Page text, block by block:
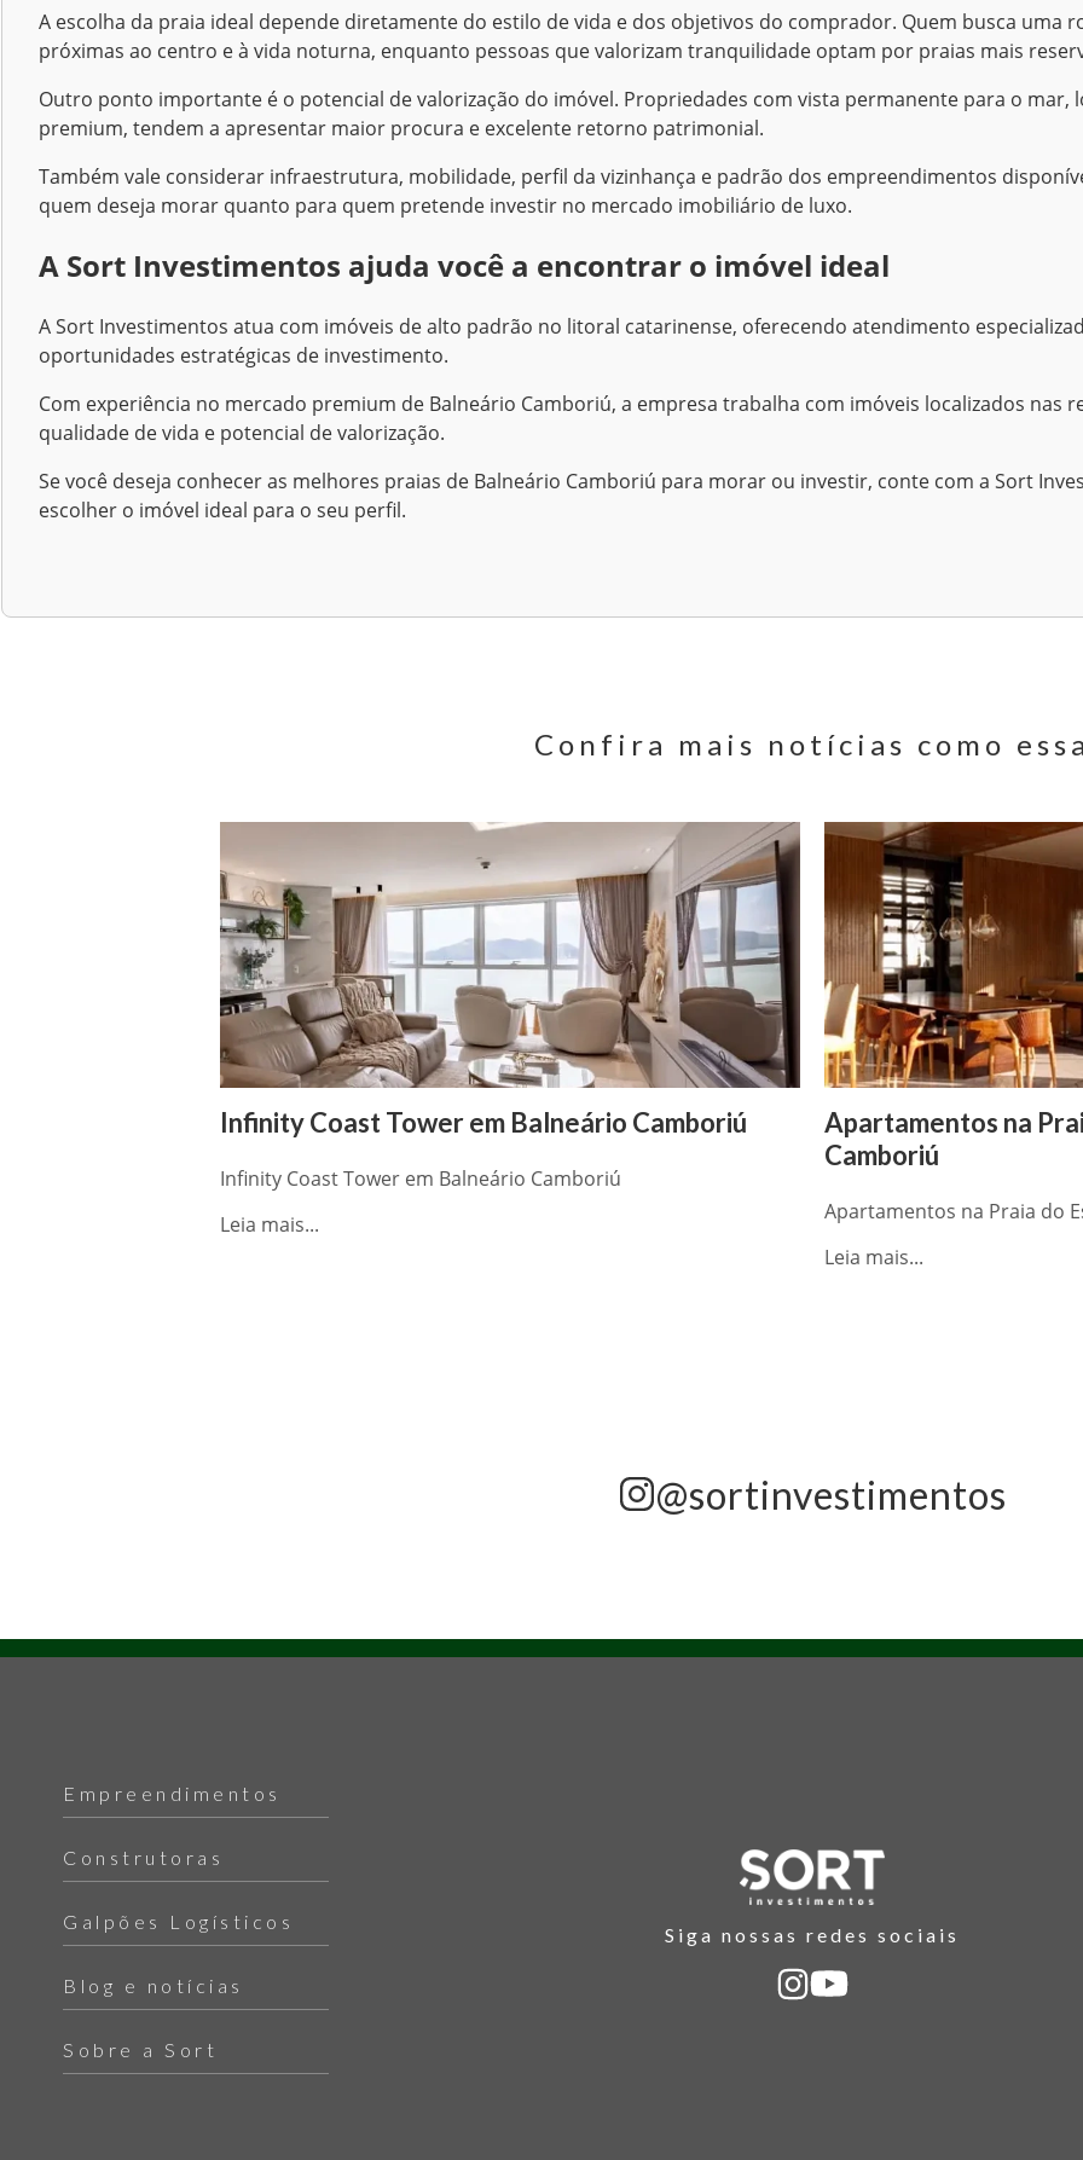
A escolha da praia ideal depende diretamente do estilo de vida e dos objetivos do comprador. Quem busca
próximas ao centro e à vida noturna, enquanto pessoas que valorizam tranquilidade optam por praias mais
Outro ponto importante é o potencial de valorização do imóvel. Propriedades com vista permanente para o mar,
premium, tendem a apresentar maior procura e excelente retorno patrimonial.
Também vale considerar infraestrutura, mobilidade, perfil da vizinhança e padrão dos empreendimentos
quem deseja morar quanto para quem pretende investir no mercado imobiliário de luxo.
A Sort Investimentos ajuda você a encontrar o imóvel ideal
A Sort Investimentos atua com imóveis de alto padrão no litoral catarinense, oferecendo atendimento
oportunidades estratégicas de investimento.
Com experiência no mercado premium de Balneário Camboriú, a empresa trabalha com imóveis localizados nas
qualidade de vida e potencial de valorização.
Se você deseja conhecer as melhores praias de Balneário Camboriú para morar ou investir, conte com a Sort
escolher o imóvel ideal para o seu perfil.
Confira mais notícias como
Infinity Coast Tower em Balneário Camboriú
Infinity Coast Tower em Balneário Camboriú
Leia mais...
Apartamentos na
Camboriú
Apartamentos na Praia do
Leia mais...
@sortinvestimentos
Empreendimentos
Construtoras
Galpões Logísticos
Blog e notícias
Sobre a Sort
Siga nossas redes sociais